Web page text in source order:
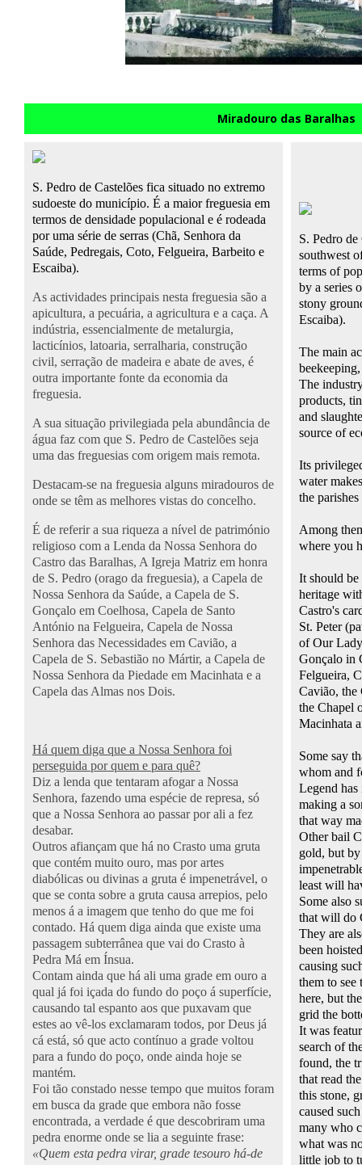
Miradouro das Baralhas
S. Pedro de Castelões fica situado no extremo
sudoeste do município. É a maior freguesia em
termos de densidade populacional e é rodeada
por uma série de serras (Chã, Senhora da
Saúde, Pedregais, Coto, Felgueira, Barbeito e
Escaiba).
As actividades principais nesta freguesia são a
apicultura, a pecuária, a agricultura e a caça. A
indústria, essencialmente de metalurgia,
lacticínios, latoaria, serralharia, construção
civil, serração de madeira e abate de aves, é
outra importante fonte da economia da
freguesia.
A sua situação privilegiada pela abundância de
água faz com que S. Pedro de Castelões seja
uma das freguesias com origem mais remota.
Destacam-se na freguesia alguns miradouros de
onde se têm as melhores vistas do concelho.
É de referir a sua riqueza a nível de património
religioso com a Lenda da Nossa Senhora do
Castro das Baralhas, A Igreja Matriz em honra
de S. Pedro (orago da freguesia), a Capela de
Nossa Senhora da Saúde, a Capela de S.
Gonçalo em Coelhosa, Capela de Santo
António na Felgueira, Capela de Nossa
Senhora das Necessidades em Cavião, a
Capela de S. Sebastião no Mártir, a Capela de
Nossa Senhora da Piedade em Macinhata e a
Capela das Almas nos Dois.
Há quem diga que a Nossa Senhora foi
perseguida por quem e para quê?
Diz a lenda que tentaram afogar a Nossa
Senhora, fazendo uma espécie de represa, só
que a Nossa Senhora ao passar por ali a fez
desabar.
Outros afiançam que há no Crasto uma gruta
que contém muito ouro, mas por artes
diabólicas ou divinas a gruta é impenetrável, o
que se conta sobre a gruta causa arrepios, pelo
menos á a imagem que tenho do que me foi
contado. Há quem diga ainda que existe uma
passagem subterrânea que vai do Crasto à
Pedra Má em Ínsua.
Contam ainda que há ali uma grade em ouro a
qual já foi içada do fundo do poço á superfície,
causando tal espanto aos que puxavam que
estes ao vê-los exclamaram todos, por Deus já
cá está, só que acto contínuo a grade voltou
para a fundo do poço, onde ainda hoje se
mantém.
Foi tão constado nesse tempo que muitos foram
em busca da grade que embora não fosse
encontrada, a verdade é que descobriram uma
pedra enorme onde se lia a seguinte frase:
«Quem esta pedra virar, grade tesouro há-de
S. Pedro de
southwest
terms of
by a series
stony
Escaiba).
The main
The
products,
and
source of
Its
water
the
Among
where you
It should
heritage
Castro's
St. Peter
of Our
Gonçalo in
Felgueira,
Cavião, the
the Chapel
Macinhata
Some say
whom and
Legend
making a
that way
Other bail
gold, but
least will
Some also
that will do
They are
been
causing
them to see
here, but
grid the
It was
search of
found, the
that read
this stone,
caused
many who
what was
little job to